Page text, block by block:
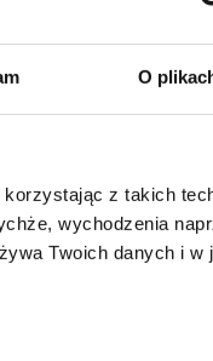
O
z takich
wychodzenia
Twoich danych i w
chwyt i
jakości
Na poniższych
uszytej z